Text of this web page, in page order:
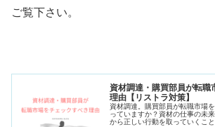
ご覧下さい。
資材調達・購買部員が転職
理由【リストラ対策】
資材調達。購買部員が転職市場
っていますか？資材の仕事の未
から正しい行動を取っていくこ